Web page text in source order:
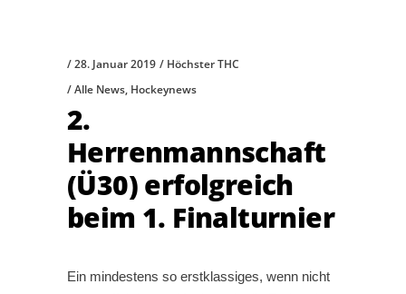
28. Januar 2019
Höchster THC
Alle News, Hockeynews
2.
Herrenmannschaft
(Ü30) erfolgreich
beim 1. Finalturnier
Ein mindestens so erstklassiges, wenn nicht